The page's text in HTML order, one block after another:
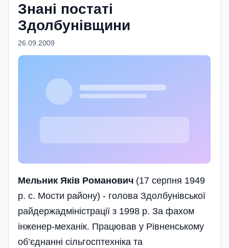
Знані постаті
Здолбунівщини
26.09.2009
Мельник Яків Романович (17 серпня 1949
р. с. Мости району) - голова Здолбунівської
райдержадміністрації з 1998 р. За фахом
інженер-механік. Працював у Рівненському
об’єднанні сільгосптехніка та